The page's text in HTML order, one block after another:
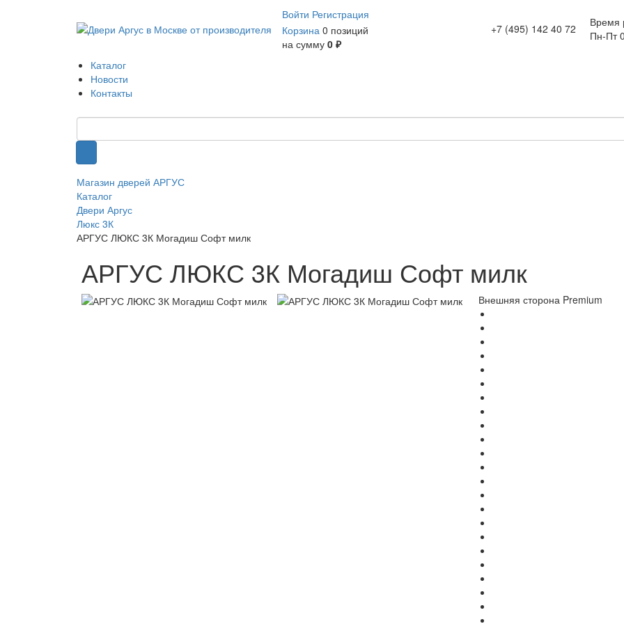
Войти Регистрация
Корзина 0 позиций
на сумму 0 ₽
+7 (495) 142 40 72
Время
Пн-Пт
Каталог
Новости
Контакты
Магазин дверей АРГУС
Каталог
Двери Аргус
Люкс 3К
АРГУС ЛЮКС 3К Могадиш Софт милк
АРГУС ЛЮКС 3К Могадиш Софт милк
Внешняя сторона Premium